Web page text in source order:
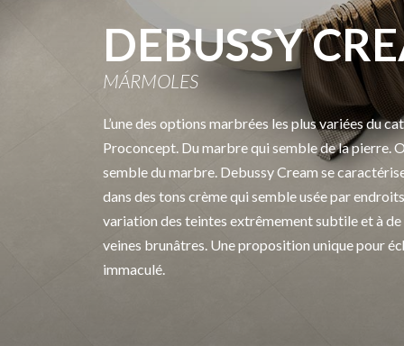
DEBUSSY
MÁRMOLES
L’une des options marbrées les plus variées du
Proconcept. Du marbre qui semble de la pierre.
semble du marbre. Debussy Cream se
dans des tons crème qui semble usée par
variation des teintes extrêmement subtile et à
veines brunâtres. Une proposition unique pour
immaculé.